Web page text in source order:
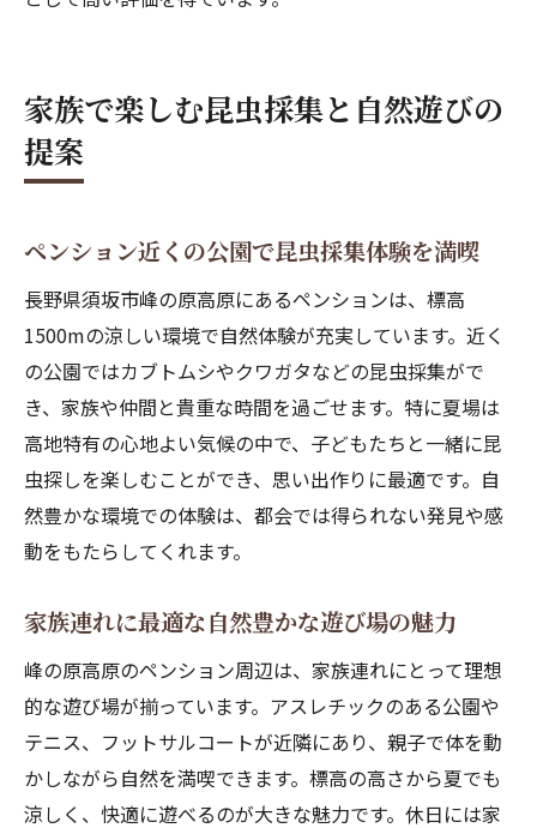
家族で楽しむ昆虫採集と自然遊びの
提案
ペンション近くの公園で昆虫採集体験を満喫
長野県須坂市峰の原高原にあるペンションは、標高
1500mの涼しい環境で自然体験が充実しています。近く
の公園ではカブトムシやクワガタなどの昆虫採集がで
き、家族や仲間と貴重な時間を過ごせます。特に夏場は
高地特有の心地よい気候の中で、子どもたちと一緒に昆
虫探しを楽しむことができ、思い出作りに最適です。自
然豊かな環境での体験は、都会では得られない発見や感
動をもたらしてくれます。
家族連れに最適な自然豊かな遊び場の魅力
峰の原高原のペンション周辺は、家族連れにとって理想
的な遊び場が揃っています。アスレチックのある公園や
テニス、フットサルコートが近隣にあり、親子で体を動
かしながら自然を満喫できます。標高の高さから夏でも
涼しく、快適に遊べるのが大きな魅力です。休日には家